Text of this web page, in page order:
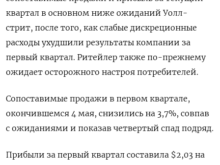
квартал в основном ниже ожиданий Уолл-
стрит, после того, как слабые дискреционные
расходы ухудшили результаты компании за
первый квартал. Ритейлер также по-прежнему
ожидает осторожного настроя потребителей.
Сопоставимые продажи в первом квартале,
окончившемся 4 мая, снизились на 3,7%, совпав
с ожиданиями и показав четвертый спад подряд.
Прибыли за первый квартал составила $2,03 на